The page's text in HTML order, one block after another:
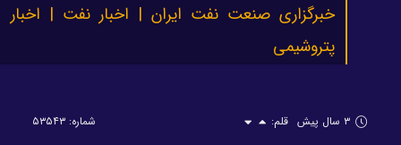
خبرگزاری صنعت نفت ایران | اخبار نفت | اخبار
پتروشیمی
۳ سال پیش قلم: شماره: ۵۳۵۴۳